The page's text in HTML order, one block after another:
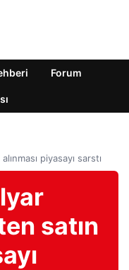
Forum
piyasayı sarstı
satın